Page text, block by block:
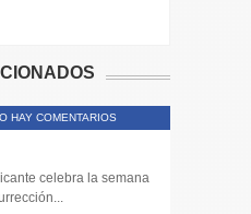
HAY COMENTARIOS
celebra la semana